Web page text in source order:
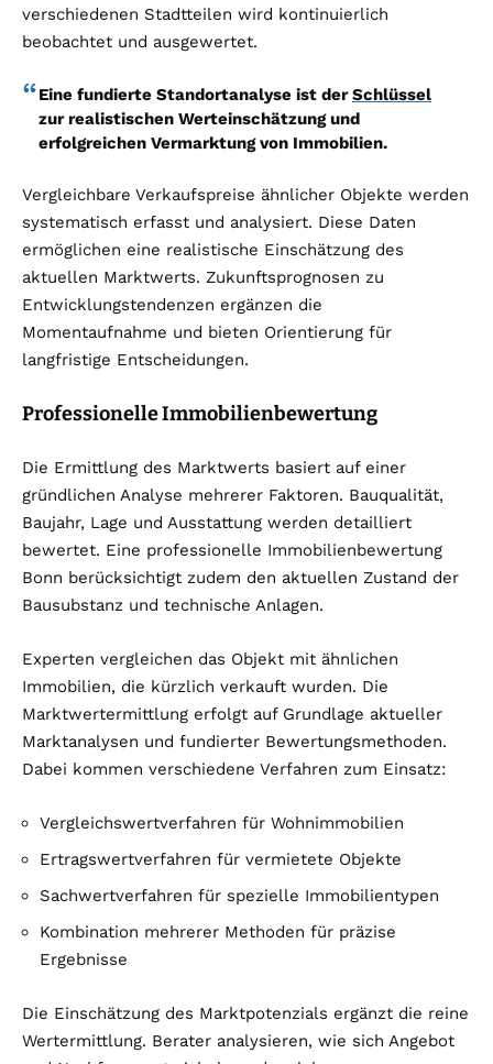
verschiedenen Stadtteilen wird kontinuierlich
beobachtet und ausgewertet.
Eine fundierte Standortanalyse ist derSchlüssel
zur realistischen Werteinschätzung und
erfolgreichen Vermarktung von Immobilien.
Vergleichbare Verkaufspreise ähnlicher Objekte werden
systematisch erfasst und analysiert. Diese Daten
ermöglichen eine realistische Einschätzung des
aktuellen Marktwerts. Zukunftsprognosen zu
Entwicklungstendenzen ergänzen die
Momentaufnahme und bieten Orientierung für
langfristige Entscheidungen.
Professionelle Immobilienbewertung
Die Ermittlung des Marktwerts basiert auf einer
gründlichen Analyse mehrerer Faktoren. Bauqualität,
Baujahr, Lage und Ausstattung werden detailliert
bewertet. Eine professionelle Immobilienbewertung
Bonn berücksichtigt zudem den aktuellen Zustand der
Bausubstanz und technische Anlagen.
Experten vergleichen das Objekt mit ähnlichen
Immobilien, die kürzlich verkauft wurden. Die
Marktwertermittlung erfolgt auf Grundlage aktueller
Marktanalysen und fundierter Bewertungsmethoden.
Dabei kommen verschiedene Verfahren zum Einsatz:
Vergleichswertverfahren für Wohnimmobilien
Ertragswertverfahren für vermietete Objekte
Sachwertverfahren für spezielle Immobilientypen
Kombination mehrerer Methoden für präzise
Ergebnisse
Die Einschätzung des Marktpotenzials ergänzt die reine
Wertermittlung. Berater analysieren, wie sich Angebot